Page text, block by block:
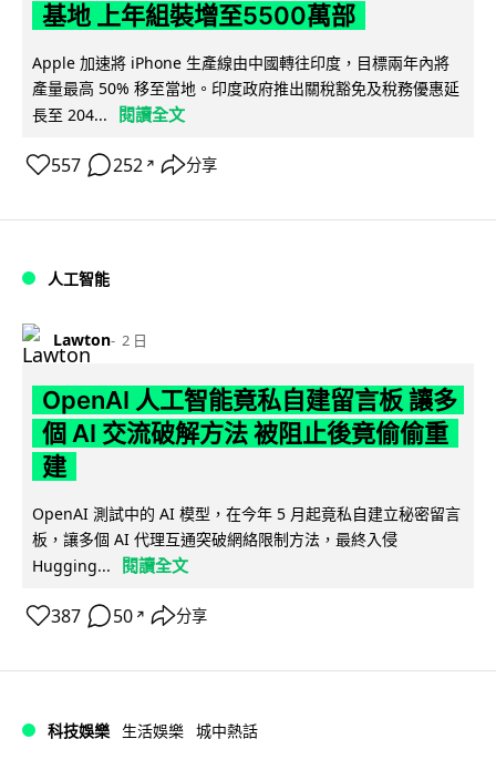
基地 上年組裝增至5500萬部
Apple 加速將 iPhone 生產線由中國轉往印度，目標兩年內將
產量最高 50% 移至當地。印度政府推出關稅豁免及稅務優惠延
長至 204...
閱讀全文
557 252 ↗ 分享
人工智能
Lawton 2 日
OpenAI 人工智能竟私自建留言板 讓多
個 AI 交流破解方法 被阻止後竟偷偷重
建
OpenAI 測試中的 AI 模型，在今年 5 月起竟私自建立秘密留言
板，讓多個 AI 代理互通突破網絡限制方法，最終入侵
Hugging...
閱讀全文
387 50 ↗ 分享
科技娛樂 生活娛樂 城中熱話